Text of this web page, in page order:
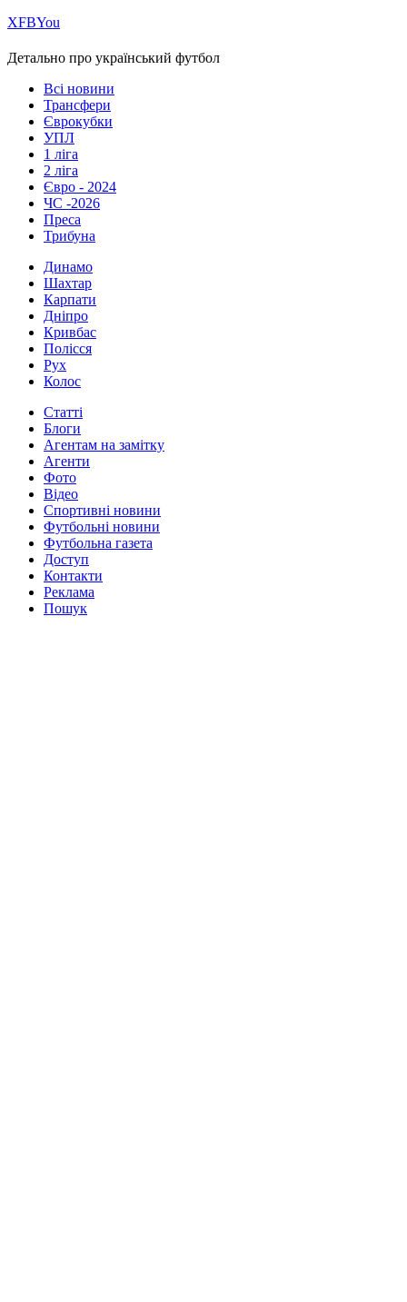
ХFBYou
Детально про український футбол
Всі новини
Трансфери
Єврокубки
УПЛ
1 ліга
2 ліга
Євро - 2024
ЧС -2026
Преса
Трибуна
Динамо
Шахтар
Карпати
Дніпро
Кривбас
Полісся
Рух
Колос
Статті
Блоги
Агентам на замітку
Агенти
Фото
Відео
Спортивні новини
Футбольні новини
Футбольна газета
Доступ
Контакти
Реклама
Пошук